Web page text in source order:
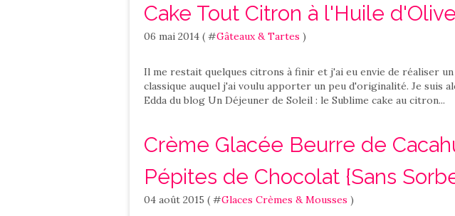
Cake Tout Citron à l'Huile d'Olive
06 mai 2014 ( #Gâteaux & Tartes )
Il me restait quelques citrons à finir et j'ai eu envie de réaliser
classique auquel j'ai voulu apporter un peu d'originalité. Je suis
Edda du blog Un Déjeuner de Soleil : le Sublime cake au citron...
Crème Glacée Beurre de
Pépites de Chocolat {Sans
04 août 2015 ( #Glaces Crèmes & Mousses )